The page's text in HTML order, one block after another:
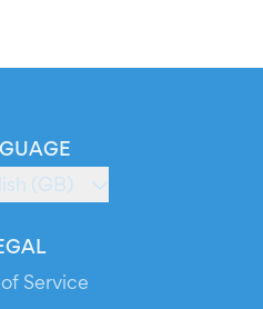
(GB)
Service